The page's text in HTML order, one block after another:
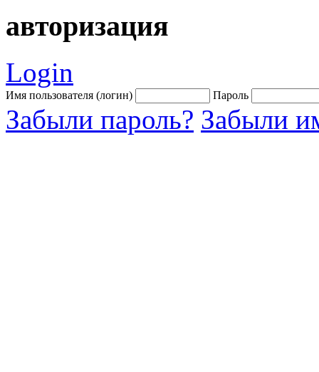
авторизация
Login
Имя пользователя (логин) Пароль
Забыли пароль? Забыли